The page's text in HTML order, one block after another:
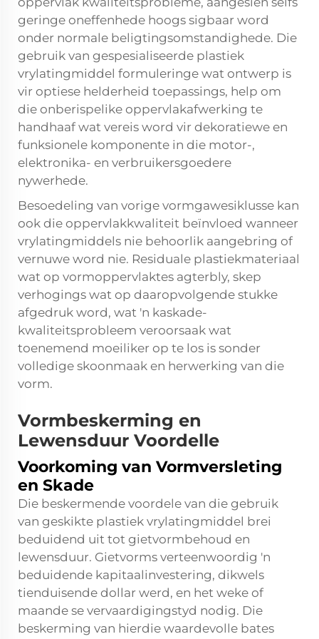
geringe oneffenhede hoogs sigbaar word
onder normale beligtingsomstandighede. Die
gebruik van gespesialiseerde plastiek
vrylatingmiddel formuleringe wat ontwerp is
vir optiese helderheid toepassings, help om
die onberispelike oppervlakafwerking te
handhaaf wat vereis word vir dekoratiewe en
funksionele komponente in die motor-,
elektronika- en verbruikersgoedere
nywerhede.
Besoedeling van vorige vormgawesiklusse kan
ook die oppervlakkwaliteit beïnvloed wanneer
vrylatingmiddels nie behoorlik aangebring of
vernuwe word nie. Residuale plastiekmateriaal
wat op vormoppervlaktes agterbly, skep
verhogings wat op daaropvolgende stukke
afgedruk word, wat 'n kaskade-
kwaliteitsprobleem veroorsaak wat
toenemend moeiliker op te los is sonder
volledige skoonmaak en herwerking van die
vorm.
Vormbeskerming en
Lewensduur Voordelle
Voorkoming van Vormversleting
en Skade
Die beskermende voordele van die gebruik
van geskikte plastiek vrylatingmiddel brei
beduidend uit tot gietvormbehoud en
lewensduur. Gietvorms verteenwoordig 'n
beduidende kapitaalinvestering, dikwels
tienduisende dollar werd, en het weke of
maande se vervaardigingstyd nodig. Die
beskerming van hierdie waardevolle bates